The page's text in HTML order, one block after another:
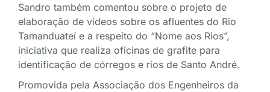
Sandro também comentou sobre o projeto de
elaboração de vídeos sobre os afluentes do Rio
Tamanduateí e a respeito do “Nome aos Rios”,
iniciativa que realiza oficinas de grafite para
identificação de córregos e rios de Santo André.
Promovida pela Associação dos Engenheiros da